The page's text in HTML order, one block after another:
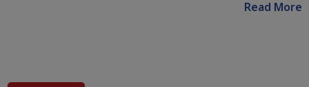
Read More